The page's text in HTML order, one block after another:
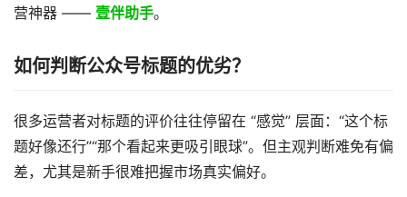
营神器 —— 壹伴助手。
如何判断公众号标题的优劣？
很多运营者对标题的评价往往停留在 “感觉” 层面：“这个标
题好像还行”“那个看起来更吸引眼球”。但主观判断难免有偏
差，尤其是新手很难把握市场真实偏好。